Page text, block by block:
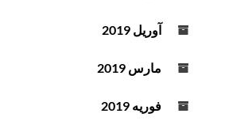
آوریل 2019
مارس 2019
فوریه 2019